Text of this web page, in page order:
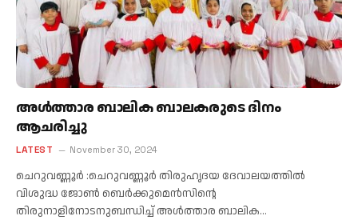
അൾത്താര ബാലിക ബാലകരുടെ ദിനം
ആചരിച്ചു
LATEST November 30, 2024
ചെറുവണ്ണൂർ :ചെറുവണ്ണൂർ തിരുഹൃദയ ദേവാലയത്തിൽ
വിശുദ്ധ ജോൺ ബെർക്കുമെൻസിന്റെ
തിരുനാളിനോടനുബന്ധിച്ച് അൾത്താര ബാലിക…